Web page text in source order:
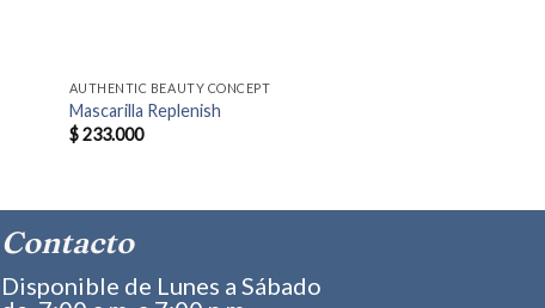
AUTHENTIC BEAUTY CONCEPT
Mascarilla Replenish
$233.000
Contacto
Disponible de Lunes a Sábado